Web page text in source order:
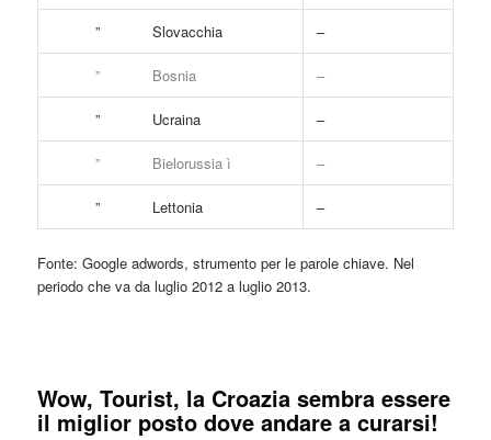
” Slovacchia –
” Bosnia –
” Ucraina –
” Bielorussia ì –
” Lettonia –
Fonte: Google adwords, strumento per le parole chiave. Nel
periodo che va da luglio 2012 a luglio 2013.
Wow, Tourist, la Croazia sembra essere
il miglior posto dove andare a curarsi!